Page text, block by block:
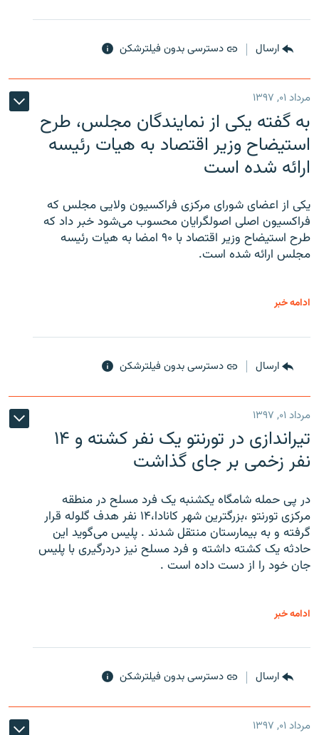
ارسال دسترسی بدون فیلترشکن
مرداد ۰۱, ۱۳۹۷
به گفته یکی از نمایندگان مجلس، طرح
استیضاح وزیر اقتصاد به هیات رئیسه
ارائه شده است
یکی از اعضای شورای مرکزی فراکسیون ولایی مجلس که
فراکسیون اصلی اصولگرایان محسوب می‌شود خبر داد که
طرح استیضاح وزیر اقتصاد با ۹۰ امضا به هیات رئیسه
مجلس ارائه شده است.
ادامه خبر
ارسال دسترسی بدون فیلترشکن
مرداد ۰۱, ۱۳۹۷
تیراندازی در تورنتو یک نفر کشته و ۱۴
نفر زخمی بر جای گذاشت
در پی حمله شامگاه یکشنبه یک فرد مسلح در منطقه
مرکزی تورنتو ،‌بزرگترین شهر کانادا،۱۴ نفر هدف گلوله قرار
گرفته و به بیمارستان منتقل شدند . پلیس می‌گوید این
حادثه یک کشته داشته و فرد مسلح نیز دردرگیری با پلیس
جان خود را از دست داده است .
ادامه خبر
ارسال دسترسی بدون فیلترشکن
مرداد ۰۱, ۱۳۹۷